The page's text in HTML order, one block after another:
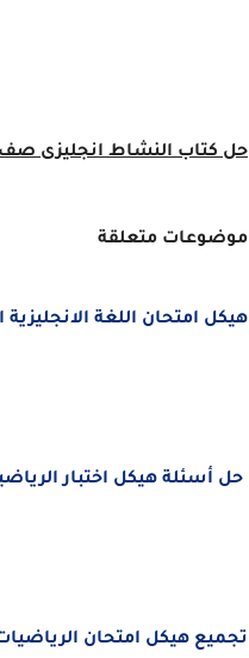
حل كتاب النشاط انجليزى صف رابع
موضوعات متعلقة
هيكل امتحان اللغة الانجليزية
حل أسئلة هيكل اختبار
تجميع هيكل امتحان الرياضيات